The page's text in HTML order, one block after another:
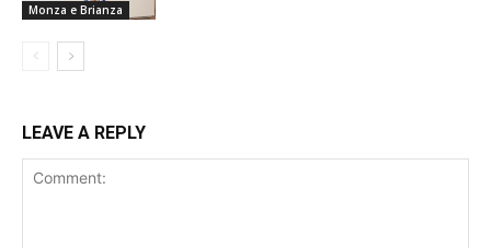
Monza e Brianza
LEAVE A REPLY